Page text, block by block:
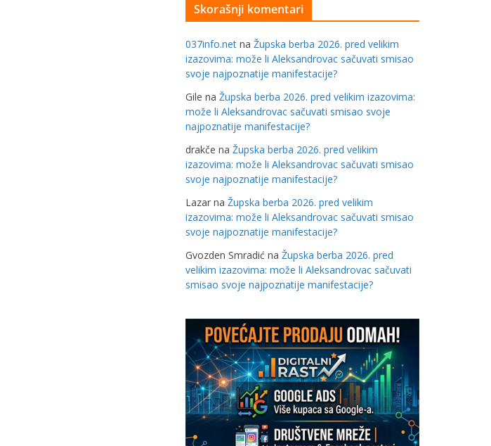
Skorašnji komentari
037info.net na Župska berba 2026. pred velikim
izazovima: može li Aleksandrovac sačuvati smisao
svoje najpoznatije manifestacije?
Gile na Župska berba 2026. pred velikim izazovima:
može li Aleksandrovac sačuvati smisao svoje
najpoznatije manifestacije?
drakče na Župska berba 2026. pred velikim
izazovima: može li Aleksandrovac sačuvati smisao
svoje najpoznatije manifestacije?
Lazar na Župska berba 2026. pred velikim
izazovima: može li Aleksandrovac sačuvati smisao
svoje najpoznatije manifestacije?
Gvozden Smradić na Župska berba 2026. pred
velikim izazovima: može li Aleksandrovac sačuvati
smisao svoje najpoznatije manifestacije?